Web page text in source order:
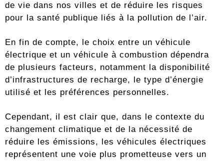
de vie dans nos villes et de réduire les risques
pour la santé publique liés à la pollution de l’air.
En fin de compte, le choix entre un véhicule
électrique et un véhicule à combustion dépendra
de plusieurs facteurs, notamment la disponibilité
d’infrastructures de recharge, le type d’énergie
utilisé et les préférences personnelles.
Cependant, il est clair que, dans le contexte du
changement climatique et de la nécessité de
réduire les émissions, les véhicules électriques
représentent une voie plus prometteuse vers un